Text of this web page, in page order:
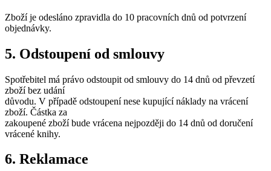
Zboží je odesláno zpravidla do 10 pracovních dnů od potvrzení
objednávky.
5. Odstoupení od smlouvy
Spotřebitel má právo odstoupit od smlouvy do 14 dnů od převzetí
zboží bez udání
důvodu. V případě odstoupení nese kupující náklady na vrácení
zboží. Částka za
zakoupené zboží bude vrácena nejpozději do 14 dnů od doručení
vrácené knihy.
6. Reklamace